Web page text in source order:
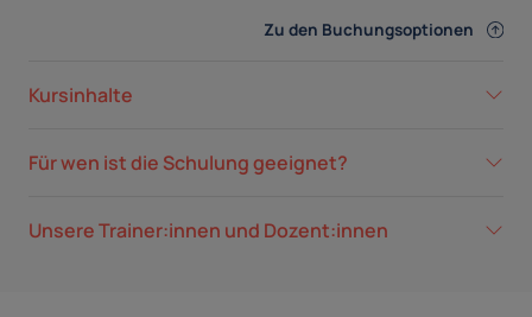
Zu den Buchungsoptionen
Kursinhalte
Für wen ist die Schulung geeignet?
Unsere Trainer:innen und Dozent:innen